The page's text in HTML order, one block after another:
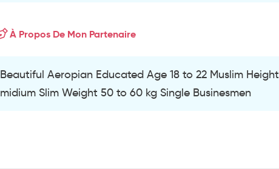
À Propos De Mon Partenaire
Beautiful Aeropian Educated Age 18 to 22 Muslim Height
midium Slim Weight 50 to 60 kg Single Businesmen